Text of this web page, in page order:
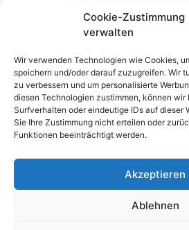
Cookie-Zustimmung
verwalten
Wir verwenden Technologien wie Cookies,
speichern und/oder darauf zuzugreifen. Wir
zu verbessern und um personalisierte
diesen Technologien zustimmen, können wir
Surfverhalten oder eindeutige IDs auf dieser
Sie Ihre Zustimmung nicht erteilen oder
Funktionen beeinträchtigt werden.
Akzeptieren
Ablehnen
Rezept